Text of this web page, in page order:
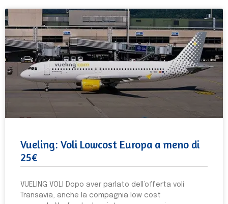
Vueling: Voli Lowcost Europa a meno di
25€
VUELING VOLI Dopo aver parlato dell’offerta voli
Transavia, anche la compagnia low cost